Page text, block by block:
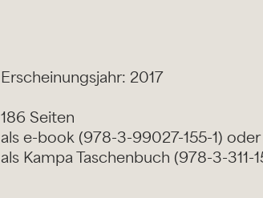
Erscheinungsjahr: 2017
186 Seiten
als e-book (978-3-99027-155-1) oder
als Kampa Taschenbuch (978-3-